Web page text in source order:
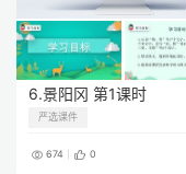
6.景阳冈 第1课时
严选课件
674 0